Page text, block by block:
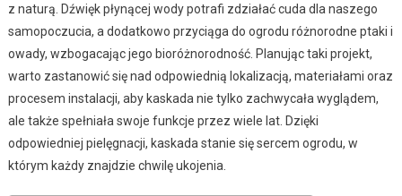
z naturą. Dźwięk płynącej wody potrafi zdziałać cuda dla naszego
samopoczucia, a dodatkowo przyciąga do ogrodu różnorodne ptaki i
owady, wzbogacając jego bioróżnorodność. Planując taki projekt,
warto zastanowić się nad odpowiednią lokalizacją, materiałami oraz
procesem instalacji, aby kaskada nie tylko zachwycała wyglądem,
ale także spełniała swoje funkcje przez wiele lat. Dzięki
odpowiedniej pielęgnacji, kaskada stanie się sercem ogrodu, w
którym każdy znajdzie chwilę ukojenia.